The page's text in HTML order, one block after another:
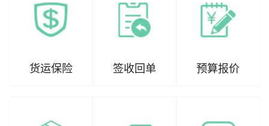
货运保险 签收回单 预算报价